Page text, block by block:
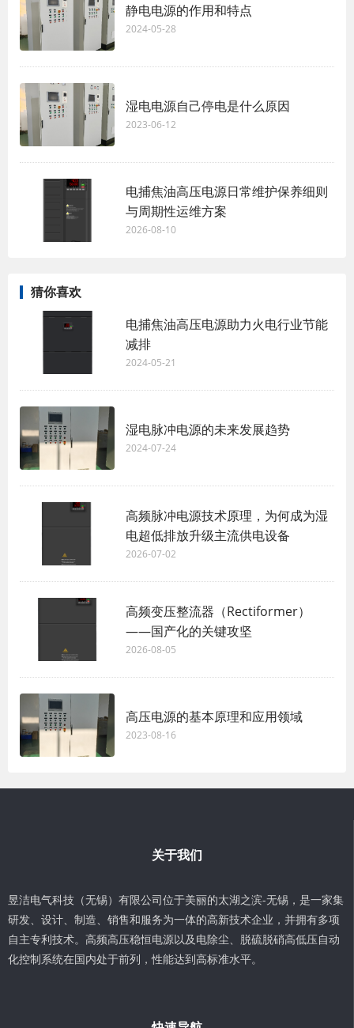
静电电源的作用和特点
2024-05-28
湿电电源自己停电是什么原因
2023-06-12
电捕焦油高压电源日常维护保养细则
与周期性运维方案
2026-08-10
猜你喜欢
电捕焦油高压电源助力火电行业节能
减排
2024-05-21
湿电脉冲电源的未来发展趋势
2024-07-24
高频脉冲电源技术原理，为何成为湿
电超低排放升级主流供电设备
2026-07-02
高频变压整流器（Rectiformer）
——国产化的关键攻坚
2026-08-05
高压电源的基本原理和应用领域
2023-08-16
关于我们
昱洁电气科技（无锡）有限公司位于美丽的太湖之滨-无锡，是一家集
研发、设计、制造、销售和服务为一体的高新技术企业，并拥有多项
自主专利技术。高频高压稳恒电源以及电除尘、脱硫脱硝高低压自动
化控制系统在国内处于前列，性能达到高标准水平。